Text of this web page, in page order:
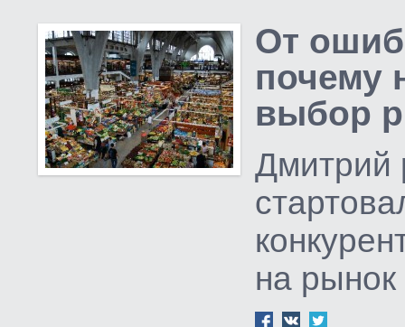
От
почему
выбор
Дмитрий
на рынок